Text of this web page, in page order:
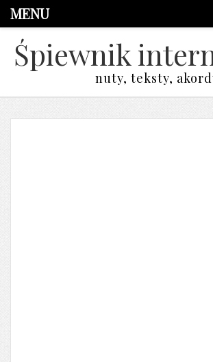
MENU
Śpiewnik
nuty, teksty,